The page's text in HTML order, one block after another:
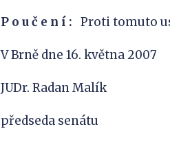
P o uč e n í : Proti tomuto
V Brně dne 16. května 2007
JUDr. Radan Malík
předseda senátu